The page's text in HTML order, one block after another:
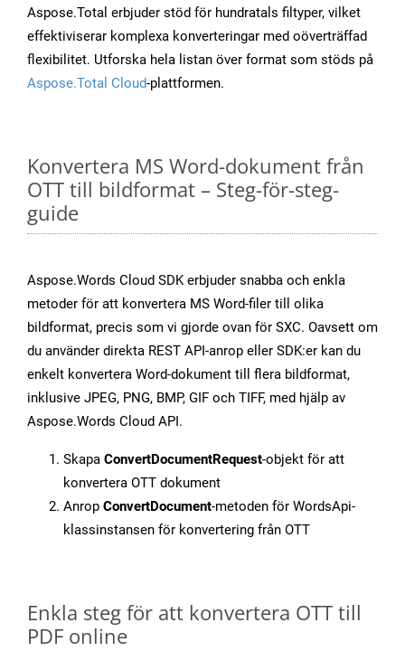
Aspose.Total erbjuder stöd för hundratals filtyper, vilket
effektiviserar komplexa konverteringar med oöverträffad
flexibilitet. Utforska hela listan över format som stöds på
Aspose.Total Cloud-plattformen.
Konvertera MS Word-dokument från
OTT till bildformat – Steg-för-steg-
guide
Aspose.Words Cloud SDK erbjuder snabba och enkla
metoder för att konvertera MS Word-filer till olika
bildformat, precis som vi gjorde ovan för SXC. Oavsett om
du använder direkta REST API-anrop eller SDK:er kan du
enkelt konvertera Word-dokument till flera bildformat,
inklusive JPEG, PNG, BMP, GIF och TIFF, med hjälp av
Aspose.Words Cloud API.
Skapa ConvertDocumentRequest-objekt för att
konvertera OTT dokument
Anrop ConvertDocument-metoden för WordsApi-
klassinstansen för konvertering från OTT
Enkla steg för att konvertera OTT till
PDF online